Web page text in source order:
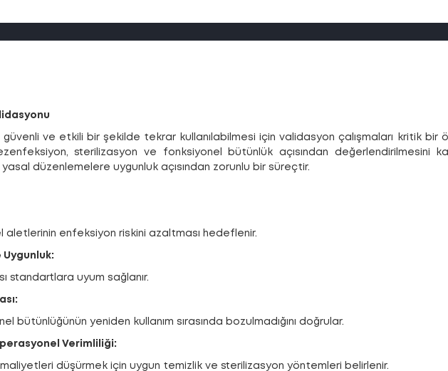
ve etkili bir şekilde tekrar kullanılabilmesi için validasyon çalışmaları kritik bir
sterilizasyon ve fonksiyonel bütünlük açısından değerlendirilmesini
düzenlemelere uygunluk açısından zorunlu bir süreçtir.
enfeksiyon riskini azaltması hedeflenir.
standartlara uyum sağlanır.
bütünlüğünün yeniden kullanım sırasında bozulmadığını doğrular.
Verimliliği:
düşürmek için uygun temizlik ve sterilizasyon yöntemleri belirlenir.